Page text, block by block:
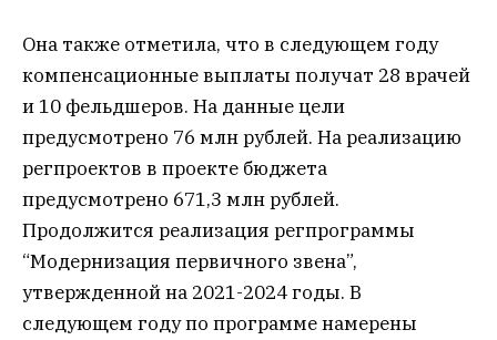
Она также отметила, что в следующем году
компенсационные выплаты получат 28 врачей
и 10 фельдшеров. На данные цели
предусмотрено 76 млн рублей. На реализацию
регпроектов в проекте бюджета
предусмотрено 671,3 млн рублей.
Продолжится реализация регпрограммы
“Модернизация первичного звена”,
утвержденной на 2021-2024 годы. В
следующем году по программе намерены